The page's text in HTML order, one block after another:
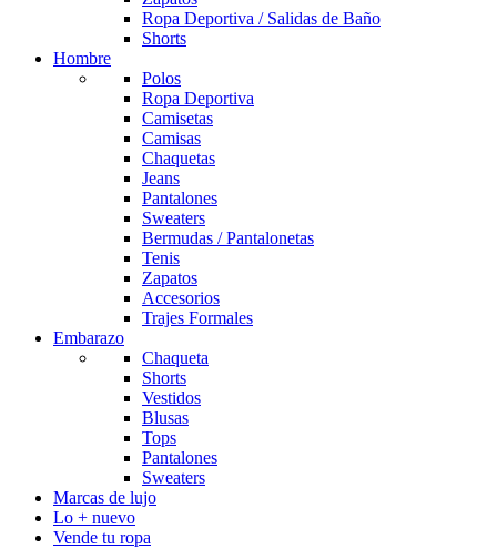
Ropa Deportiva / Salidas de Baño
Shorts
Hombre
Polos
Ropa Deportiva
Camisetas
Camisas
Chaquetas
Jeans
Pantalones
Sweaters
Bermudas / Pantalonetas
Tenis
Zapatos
Accesorios
Trajes Formales
Embarazo
Chaqueta
Shorts
Vestidos
Blusas
Tops
Pantalones
Sweaters
Marcas de lujo
Lo + nuevo
Vende tu ropa